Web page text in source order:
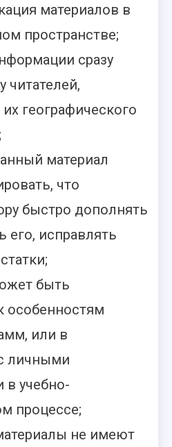
материалов в
пространстве;
сразу
читателей,
географического
материал
что
быстро дополнять
его, исправлять
быть
особенностям
или в
личными
в учебно-
процессе;
не имеют